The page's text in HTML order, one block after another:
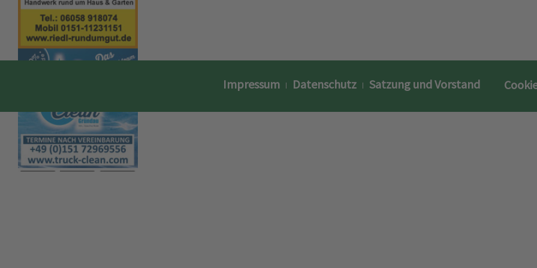
Impressum Datenschutz Satzung und Vorstand